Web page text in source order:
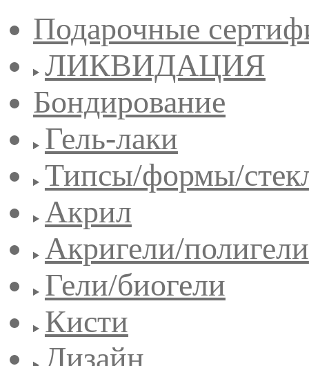
Подарочные
ЛИКВИДАЦИЯ
Бондирование
Гель-лаки
Типсы/формы/
Акрил
Акригели/полигели
Гели/биогели
Кисти
Дизайн